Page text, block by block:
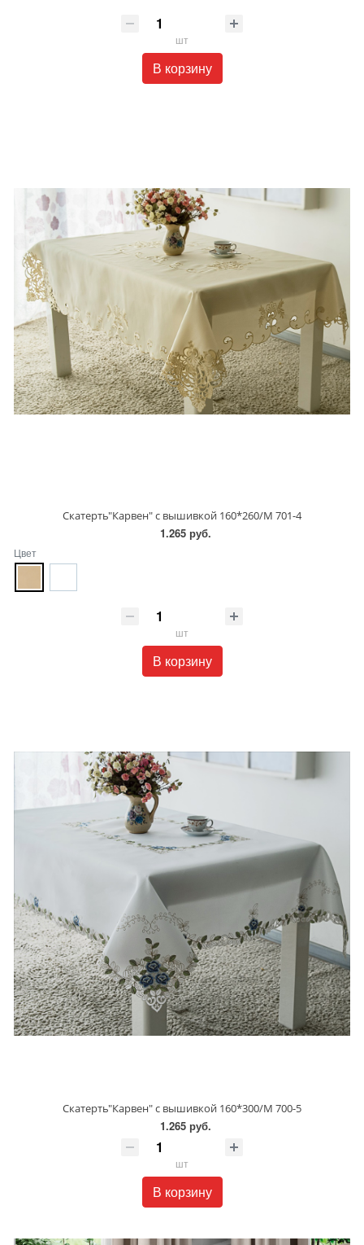
шт
В корзину
Скатерть"Карвен" с вышивкой 160*260/М 701-4
1.265 руб.
Цвет
шт
В корзину
Скатерть"Карвен" с вышивкой 160*300/М 700-5
1.265 руб.
шт
В корзину